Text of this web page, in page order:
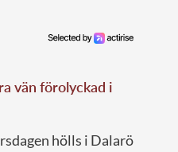
vän förolyckad i
hölls i Dalarö